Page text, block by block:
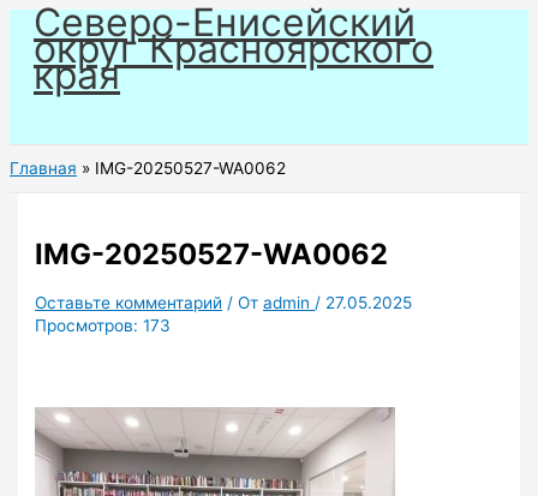
Перейти
содержимому
Северо-Енисейский
округ Красноярского
края
Главная IMG-20250527-WA0062
IMG-20250527-WA0062
Оставьте комментарий / Отadmin / 27.05.2025
Просмотров: 173